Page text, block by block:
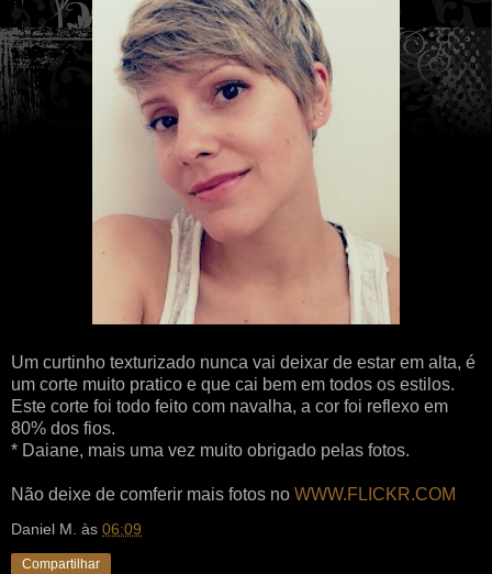
Um curtinho texturizado nunca vai deixar de estar em alta, é
um corte muito pratico e que cai bem em todos os estilos.
Este corte foi todo feito com navalha, a cor foi reflexo em
80% dos fios.
* Daiane, mais uma vez muito obrigado pelas fotos.
Não deixe de comferir mais fotos no WWW.FLICKR.COM
Daniel M. às 06:09
Compartilhar